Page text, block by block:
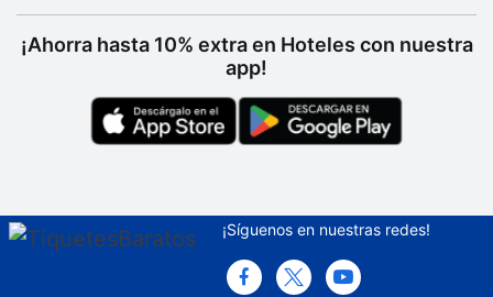
¡Ahorra hasta 10% extra en Hoteles con nuestra
app!
¡Síguenos en nuestras redes!